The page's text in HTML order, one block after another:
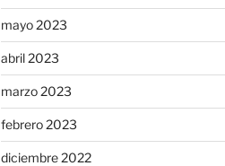
mayo 2023
abril 2023
marzo 2023
febrero 2023
diciembre 2022